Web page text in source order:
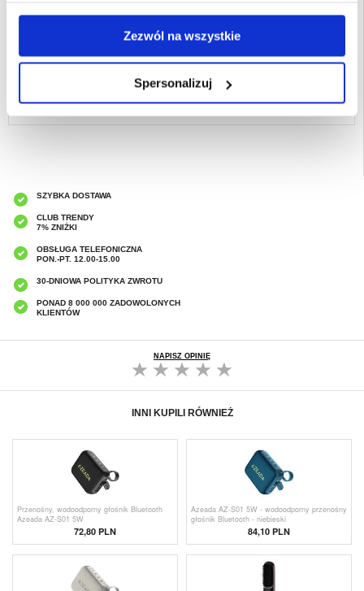
Zezwól na wszystkie
Spersonalizuj
tabletów,Akcesoria do tabletu - Inne
SZYBKA DOSTAWA
CLUB TRENDY
7% ZNIŻKI
OBSŁUGA TELEFONICZNA
PON.-PT. 12.00-15.00
30-DNIOWA POLITYKA ZWROTU
PONAD 8 000 000 ZADOWOLONYCH
KLIENTÓW
NAPISZ OPINIĘ
INNI KUPILI RÓWNIEŻ
Przenośny, wodoodporny głośnik Bluetooth
Azeada AZ-S01 5W
72,80 PLN
Azeada AZ-S01 5W - wodoodporny przenośny
głośnik Bluetooth - niebieski
84,10 PLN